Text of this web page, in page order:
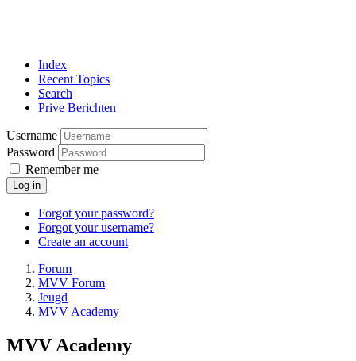
Index
Recent Topics
Search
Prive Berichten
Username
Password
Remember me
Log in
Forgot your password?
Forgot your username?
Create an account
Forum
MVV Forum
Jeugd
MVV Academy
MVV Academy